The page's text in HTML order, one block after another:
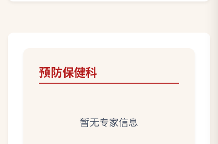
预防保健科
暂无专家信息